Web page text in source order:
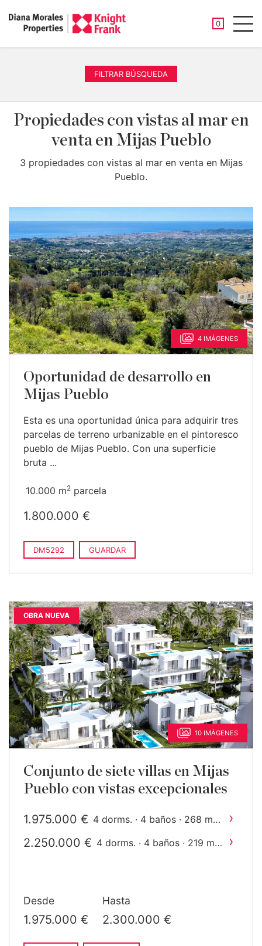
0
FILTRAR BÚSQUEDA
Propiedades con vistas al mar en
venta en Mijas Pueblo
3 propiedades con vistas al mar en venta en Mijas
Pueblo.
4 IMÁGENES
Oportunidad de desarrollo en
Mijas Pueblo
Esta es una oportunidad única para adquirir tres
parcelas de terreno urbanizable en el pintoresco
pueblo de Mijas Pueblo. Con una superficie
bruta ...
10.000 m2 parcela
1.800.000 €
DM5292 GUARDAR
OBRA NUEVA
10 IMÁGENES
Conjunto de siete villas en Mijas
Pueblo con vistas excepcionales
1.975.000 € 4 dorms. · 4 baños · 268 m ›
2.250.000 € 4 dorms. · 4 baños · 219 m ›
Desde
1.975.000 €
Hasta
2.300.000 €